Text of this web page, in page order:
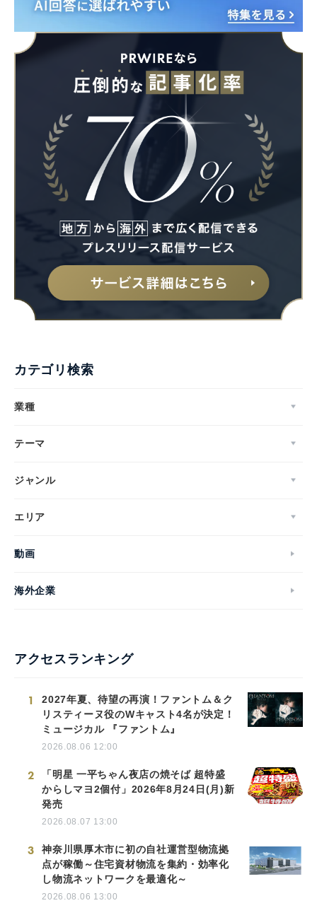
カテゴリ検索
業種
テーマ
ジャンル
エリア
動画
海外企業
アクセスランキング
1
2027年夏、待望の再演！ファントム＆ク
リスティーヌ役のWキャスト4名が決定！
ミュージカル 『ファントム』
2026.08.06 12:00
2
「明星 一平ちゃん夜店の焼そば 超特盛
からしマヨ2個付」2026年8月24日(月)新
発売
2026.08.07 13:00
3
神奈川県厚木市に初の自社運営型物流拠
点が稼働～住宅資材物流を集約・効率化
し物流ネットワークを最適化～
2026.08.06 13:00